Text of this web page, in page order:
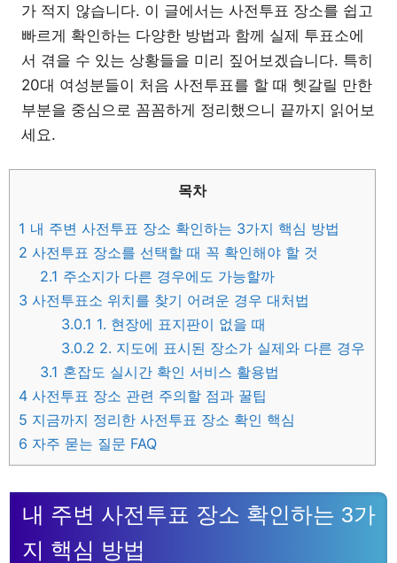
가 적지 않습니다. 이 글에서는 사전투표 장소를 쉽고
빠르게 확인하는 다양한 방법과 함께 실제 투표소에
서 겪을 수 있는 상황들을 미리 짚어보겠습니다. 특히
20대 여성분들이 처음 사전투표를 할 때 헷갈릴 만한
부분을 중심으로 꼼꼼하게 정리했으니 끝까지 읽어보
세요.
목차
1 내 주변 사전투표 장소 확인하는 3가지 핵심 방법
2 사전투표 장소를 선택할 때 꼭 확인해야 할 것
2.1 주소지가 다른 경우에도 가능할까
3 사전투표소 위치를 찾기 어려운 경우 대처법
3.0.1 1. 현장에 표지판이 없을 때
3.0.2 2. 지도에 표시된 장소가 실제와 다른 경우
3.1 혼잡도 실시간 확인 서비스 활용법
4 사전투표 장소 관련 주의할 점과 꿀팁
5 지금까지 정리한 사전투표 장소 확인 핵심
6 자주 묻는 질문 FAQ
내 주변 사전투표 장소 확인하는 3가
지 핵심 방법